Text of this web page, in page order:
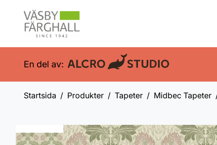
En del av:
Startsida Produkter Tapeter Midbec Tapeter